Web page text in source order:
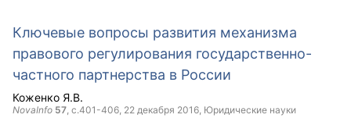
Ключевые вопросы развития механизма
правового регулирования государственно-
частного партнерства в России
Коженко Я.В.
NovaInfo 57, с.401-406, 22 декабря 2016, Юридические науки